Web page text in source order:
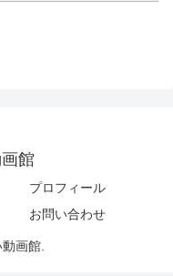
館
プロフィール
お問い合わせ
画館.